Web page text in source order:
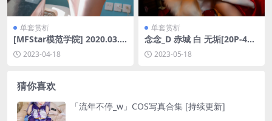
单套赏析
[MFStar模范学院] 2020.03.1
6 Vol.288 糯美子Mini [66P-1
63MB]
2023-04-18
单套赏析
念念_D 赤城 白 无垢[20P-424
MB]2023-05-18
猜你喜欢
「流年不停_w」COS写真合集 [持续更新]